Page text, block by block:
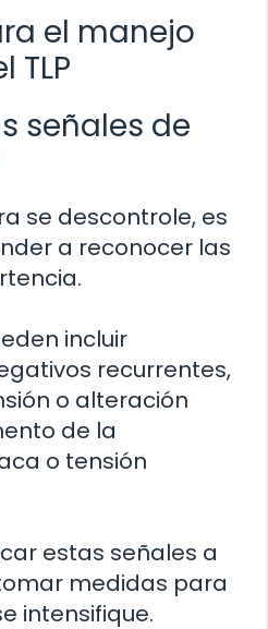
el manejo
TLP
señales de
se descontrole, es
a reconocer las
incluir
recurrentes,
o alteración
de la
o tensión
estas señales a
medidas para
intensifique.